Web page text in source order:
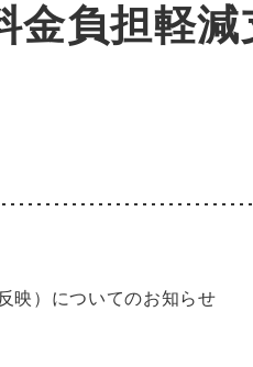
金負担軽
映）についてのお知らせ